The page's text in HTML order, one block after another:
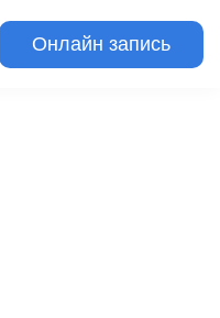
Онлайн запись